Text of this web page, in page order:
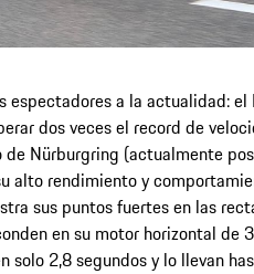
a la actualidad: el
dos veces el record de
Nürburgring (actualmente
alto rendimiento y
sus puntos fuertes en las
en su motor horizontal de
2,8 segundos y lo llevan